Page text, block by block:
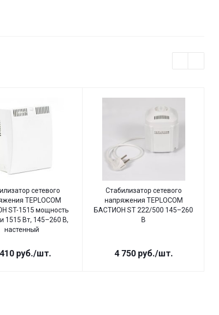
сетевого
TEPLOCOM
ST-1515 мощность
1515 Вт, 145–260 В,
настенный
руб./шт.
Стабилизатор сетевого
напряжения TEPLOCOM
БАСТИОН ST 222/500 145–260
В
4 750руб./шт.